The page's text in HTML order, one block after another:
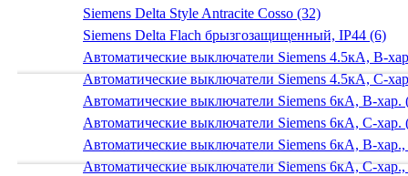
Siemens Delta Style Antracite Cosso (32)
Siemens Delta Flach брызгозащищенный, IP44 (6)
Автоматические выключатели Siemens 4.5кА, B-
Автоматические выключатели Siemens 4.5кА, C-
Автоматические выключатели Siemens 6кА, B-хар.
Автоматические выключатели Siemens 6кА, С-хар.
Автоматические выключатели Siemens 6кА, B-
Автоматические выключатели Siemens 6кА, C-